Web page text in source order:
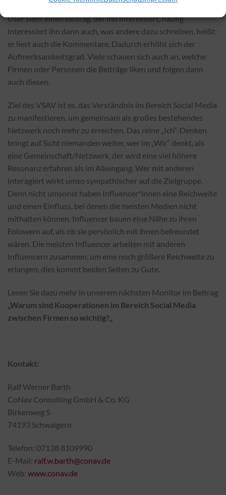
Dazu ist das Verständnis wichtig, wie die User denken. Ein
User sieht einen Beitrag, der ihn interessiert, häufig
interessiert ihn dann auch, was andere dazu schreiben, heißt:
er liest auch die Kommentare. Dadurch erhöht sich der
Aufmerksamkeitsgrad. Viele schauen sich auch an, welche
Firmen oder Personen die Beiträge liken und folgen dann
auch diesen.
Ziel des VSAV ist es, das Verständnis im Bereich Social Media
zu manifestieren, um gemeinsam als großes bestehendes
Netzwerk noch mehr zu erreichen. Das reine „Ich“-Denken
bringt auf Sicht niemanden weiter, wer im „Wir“ denkt, als
eine Gemeinschaft/Netzwerk, der wird eine viel höhere
Resonanz erfahren als im Alleingang. Wer mit anderen
interagiert wirkt umso sympathischer auf die Zielgruppe.
Denn nicht umsonst haben Influencer*innen eine Reichweite
und einen Einfluss, bei denen die meisten Medien nicht
mithalten können. Influencer bauen eine Nähe zu ihren
Folowern auf, als ob sie persönlich mit ihnen befreundet
wären. Die meisten Influencer arbeiten mit anderen
Influencern zusammen, um eine noch größere Reichweite zu
erlangen, dies kommt beiden Seiten zu Gute.
Lesen Sie dazu mehr in unserem nächsten Monitor im Beitrag
„Warum sind Kooperationen im Bereich Social Media
zwischen Firmen so wichtig?„
Kontakt:
Ralf Werner Barth
CoNav Consulting GmbH & Co. KG
Birkenweg 5
74193 Schwaigern
Telefon: 07138 8109990
E-Mail: ralf.w.barth@conav.de
Web: www.conav.de